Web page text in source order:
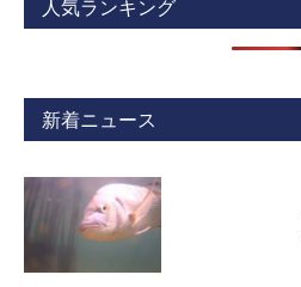
人気ランキング
新着ニュース